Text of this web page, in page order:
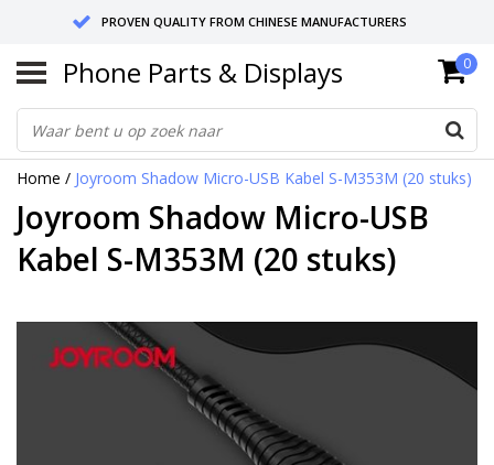
PROVEN QUALITY FROM CHINESE MANUFACTURERS
SEND RETURNS TO GERMANY OR NETHERLANDS
10 DAY SHIPPING
Phone Parts & Displays 0
Home / Joyroom Shadow Micro-USB Kabel S-M353M (20 stuks)
Joyroom Shadow Micro-USB
Kabel S-M353M (20 stuks)